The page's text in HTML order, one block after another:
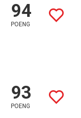
94
POENG
93
POENG